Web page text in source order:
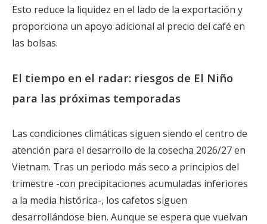
Esto reduce la liquidez en el lado de la exportación y
proporciona un apoyo adicional al precio del café en
las bolsas.
El tiempo en el radar: riesgos de El Niño
para las próximas temporadas
Las condiciones climáticas siguen siendo el centro de
atención para el desarrollo de la cosecha 2026/27 en
Vietnam. Tras un periodo más seco a principios del
trimestre -con precipitaciones acumuladas inferiores
a la media histórica-, los cafetos siguen
desarrollándose bien. Aunque se espera que vuelvan